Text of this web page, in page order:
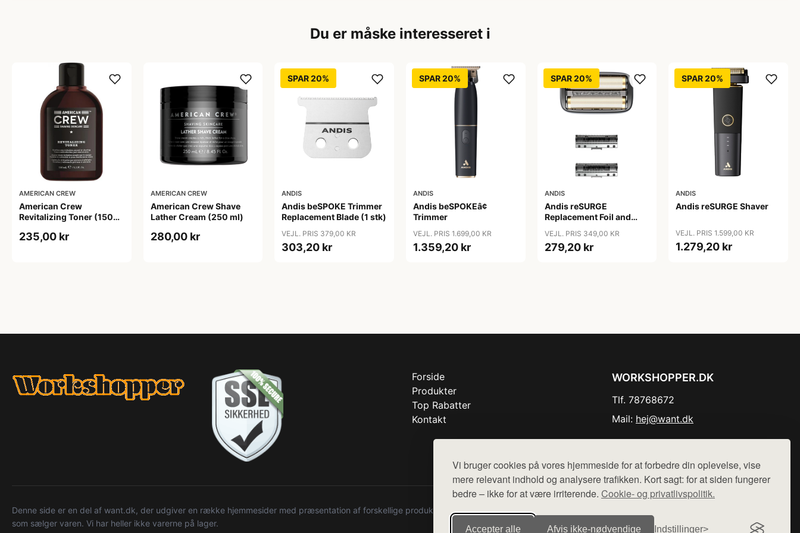
Vi bruger cookies på vores hjemmeside for at forbedre din oplevelse, vise
mere relevant indhold og analysere trafikken. Kort sagt: for at siden fungerer
bedre – ikke for at være irriterende. Cookie- og privatlivspolitik.
Accepter alle Afvis ikke‑nødvendige Indstillinger
Du er måske interesseret i
AMERICAN CREW
American Crew
Revitalizing Toner (150
235,00 kr
AMERICAN CREW
American Crew Shave
Lather Cream (250 ml)
280,00 kr
SPAR 20%
ANDIS
Andis beSPOKE Trimmer
Replacement Blade (1 stk)
VEJL. PRIS 379,00 KR
303,20 kr
SPAR 20%
ANDIS
Andis beSPOKEâ¢
Trimmer
VEJL. PRIS 1.699,00 KR
1.359,20 kr
SPAR 20%
ANDIS
Andis reSURGE
Replacement Foil and
VEJL. PRIS 349,00 KR
279,20 kr
SPAR 20%
ANDIS
Andis reSURGE Shaver
VEJL. PRIS 1.599,00 KR
1.279,20 kr
Forside
Produkter
Top Rabatter
Kontakt
WORKSHOPPER.DK
Tlf. 78768672
Mail: hej@want.dk
Denne side er en del af want.dk, der udgiver en række hjemmesider med præsentation af forskellige produkter fra diverse webshops. Der sælges ikke varer fra denne side - vi henviser til de shops,
som sælger varen. Vi har heller ikke varerne på lager.